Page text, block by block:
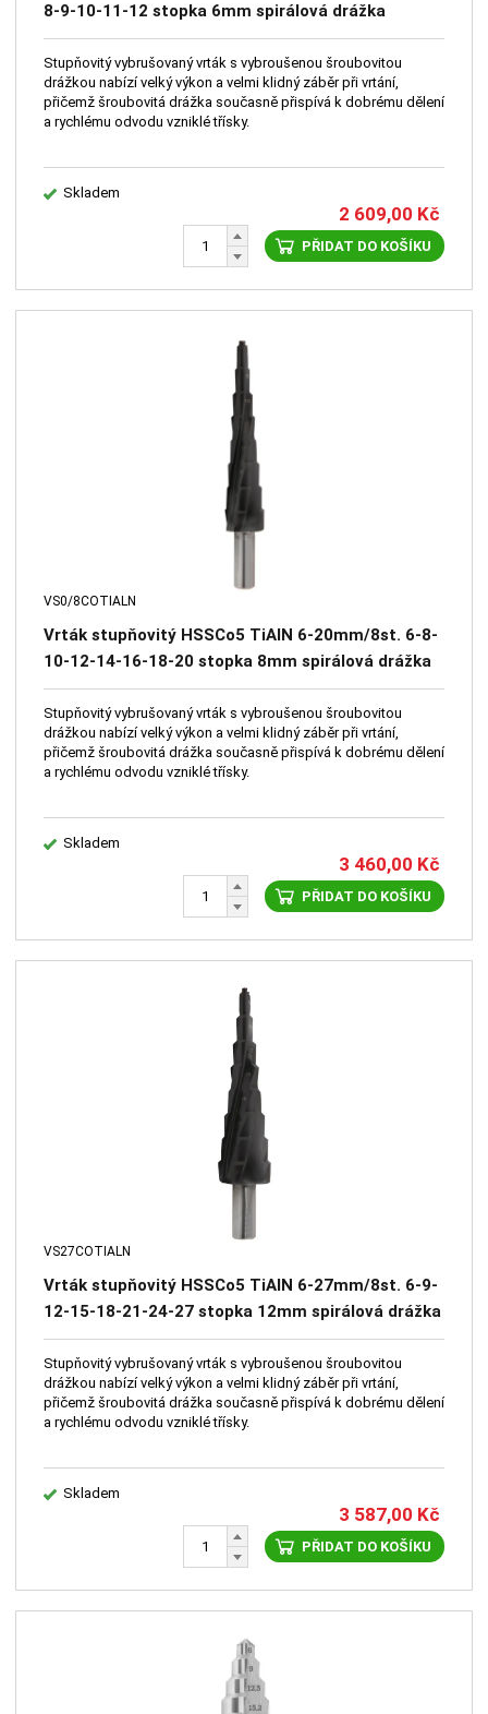
8-9-10-11-12 stopka 6mm spirálová drážka
Stupňovitý vybrušovaný vrták s vybroušenou šroubovitou
drážkou nabízí velký výkon a velmi klidný záběr při vrtání,
přičemž šroubovitá drážka současně přispívá k dobrému dělení
a rychlému odvodu vzniklé třísky.
Skladem
2 609,00 Kč
PŘIDAT DO KOŠÍKU
VS0/8COTIALN
Vrták stupňovitý HSSCo5 TiAlN 6-20mm/8st. 6-8-
10-12-14-16-18-20 stopka 8mm spirálová drážka
Stupňovitý vybrušovaný vrták s vybroušenou šroubovitou
drážkou nabízí velký výkon a velmi klidný záběr při vrtání,
přičemž šroubovitá drážka současně přispívá k dobrému dělení
a rychlému odvodu vzniklé třísky.
Skladem
3 460,00 Kč
PŘIDAT DO KOŠÍKU
VS27COTIALN
Vrták stupňovitý HSSCo5 TiAlN 6-27mm/8st. 6-9-
12-15-18-21-24-27 stopka 12mm spirálová drážka
Stupňovitý vybrušovaný vrták s vybroušenou šroubovitou
drážkou nabízí velký výkon a velmi klidný záběr při vrtání,
přičemž šroubovitá drážka současně přispívá k dobrému dělení
a rychlému odvodu vzniklé třísky.
Skladem
3 587,00 Kč
PŘIDAT DO KOŠÍKU